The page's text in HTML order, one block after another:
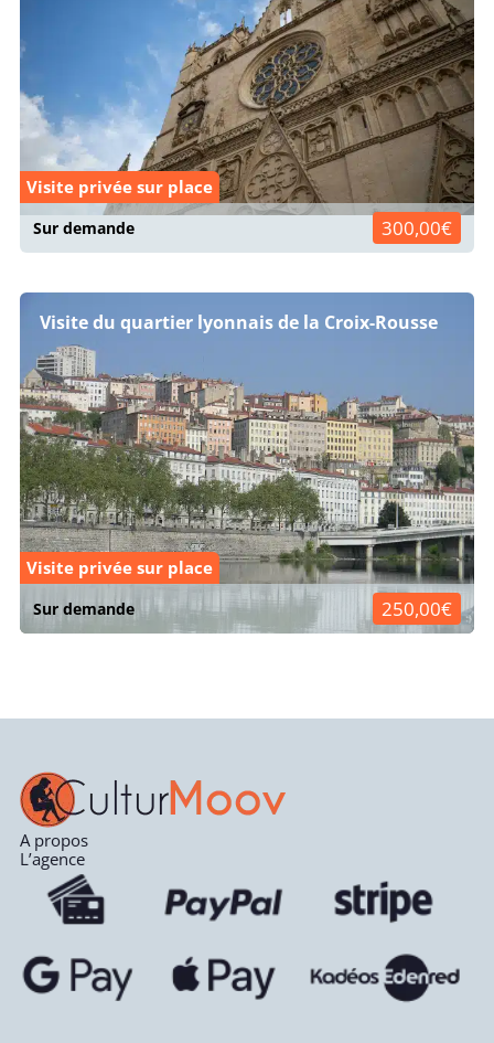
Visite privée sur place
Sur demande 300,00€
Visite du quartier lyonnais de la Croix-Rousse
Visite privée sur place
Sur demande 250,00€
A propos
L’agence